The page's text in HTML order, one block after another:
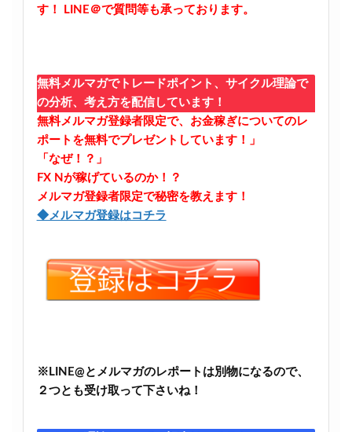
す！
LINE＠で質問等も承っております。
無料メルマガでトレードポイント、サイクル理論で
の分析、考え方を配信しています！
無料メルマガ登録者限定で、お金稼ぎについてのレ
ポートを無料でプレゼントしています！」
「なぜ！？」
FX Nが稼げているのか！？
メルマガ登録者限定で秘密を教えます！
◆メルマガ登録はコチラ
※LINE@とメルマガのレポートは別物になるので、
２つとも受け取って下さいね！